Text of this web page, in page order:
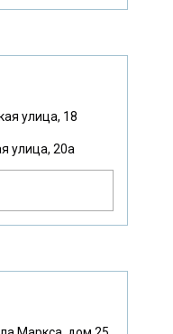
улица, 18
улица, 20а